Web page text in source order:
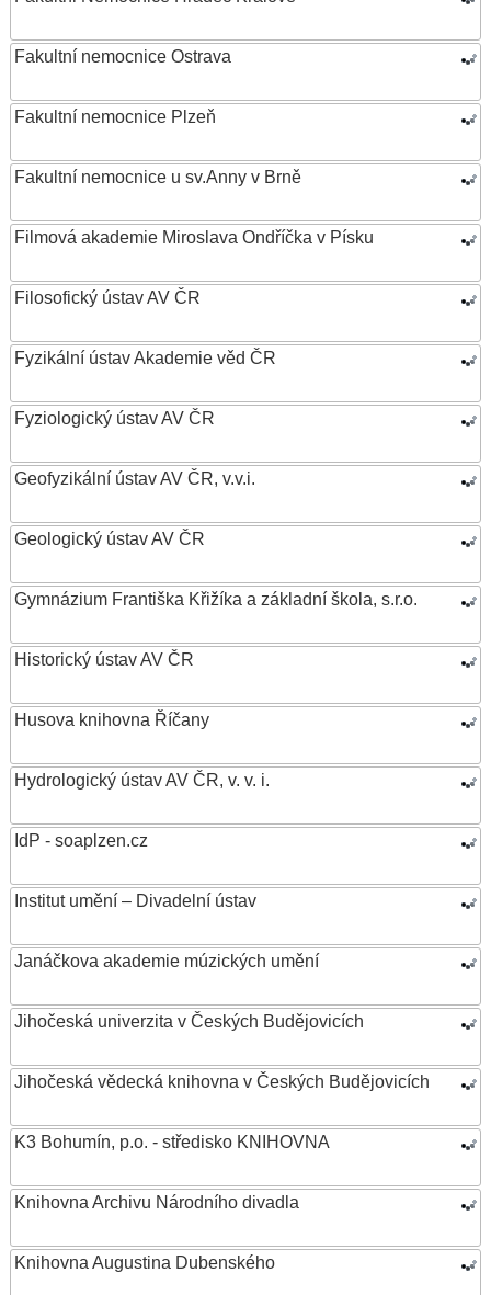
Fakultní nemocnice Ostrava
Fakultní nemocnice Plzeň
Fakultní nemocnice u sv.Anny v Brně
Filmová akademie Miroslava Ondříčka v Písku
Filosofický ústav AV ČR
Fyzikální ústav Akademie věd ČR
Fyziologický ústav AV ČR
Geofyzikální ústav AV ČR, v.v.i.
Geologický ústav AV ČR
Gymnázium Františka Křižíka a základní škola, s.r.o.
Historický ústav AV ČR
Husova knihovna Říčany
Hydrologický ústav AV ČR, v. v. i.
IdP - soaplzen.cz
Institut umění – Divadelní ústav
Janáčkova akademie múzických umění
Jihočeská univerzita v Českých Budějovicích
Jihočeská vědecká knihovna v Českých Budějovicích
K3 Bohumín, p.o. - středisko KNIHOVNA
Knihovna Archivu Národního divadla
Knihovna Augustina Dubenského